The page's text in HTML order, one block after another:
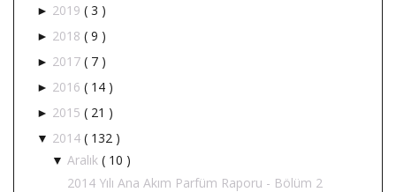
► 2019 ( 3 )
► 2018 ( 9 )
► 2017 ( 7 )
► 2016 ( 14 )
► 2015 ( 21 )
▼ 2014 ( 132 )
▼ Aralık ( 10 )
2014 Yılı Ana Akım Parfüm Raporu - Bölüm 2